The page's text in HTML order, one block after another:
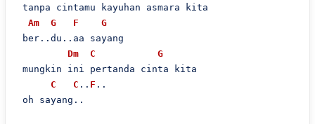
tanpa cintamu kayuhan asmara kita
Am
G F
G
ber..du..aa sayang
Dm
C
G
mungkin ini pertanda cinta kita
C
C .. F ..
oh sayang..